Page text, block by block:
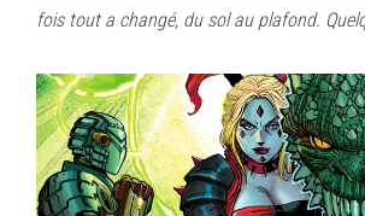
fois tout a changé, du sol au plafond.